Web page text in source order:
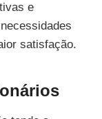
e
satisfação.